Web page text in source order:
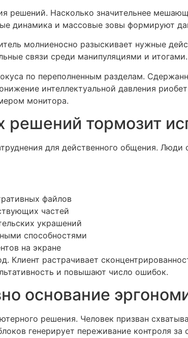
решений. Насколько значительнее
динамика и массовые зовы формируют
молниеносно разыскивает нужные
связи среди манипуляциями и итогами.
по переполненным разделам.
интеллектуальной давления
монитора.
решений тормозит
для действенного общения. Люди
файлов
частей
украшений
способностями
на экране
растрачивает
и повышают число ошибок.
основание
решения. Человек призван
генерирует переживание контроля за